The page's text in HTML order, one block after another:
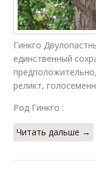
Гинкго
единственный
реликт,
Род Гинкго :
Читать дальше →